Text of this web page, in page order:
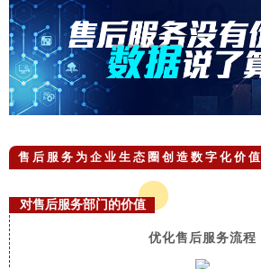
售后服务为企业生态圈创造数字化价值
对售后服务部门的价值
优化售后服务流程